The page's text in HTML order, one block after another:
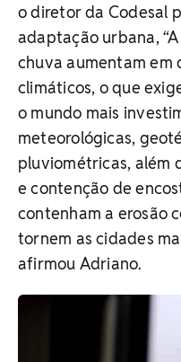
o diretor da Codesal
adaptação urbana,
chuva aumentam em
climáticos, o que
o mundo mais
meteorológicas,
pluviométricas, além
e contenção de
contenham a erosão
tornem as cidades
afirmou Adriano.